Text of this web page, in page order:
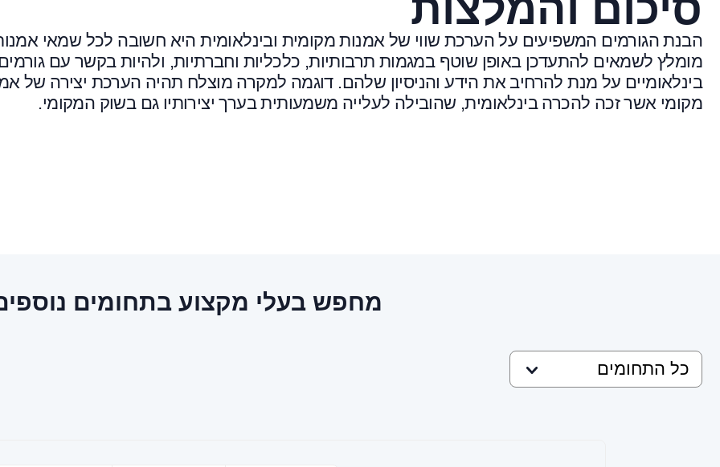
הבנת הגורמים המשפיעים על הערכת שווי של אמנות מקומית ובינלאומית היא חשובה לכל שמאי
מומלץ לשמאים להתעדכן באופן שוטף במגמות תרבותיות, כלכליות וחברתיות, ולהיות בקשר עם
בינלאומיים על מנת להרחיב את הידע והניסיון שלהם. דוגמה למקרה מוצלח תהיה הערכת יצירה של
מקומי אשר זכה להכרה בינלאומית, שהובילה לעלייה משמעותית בערך יצירותיו גם בשוק המקומי.
מחפש בעלי מקצוע בתחומים